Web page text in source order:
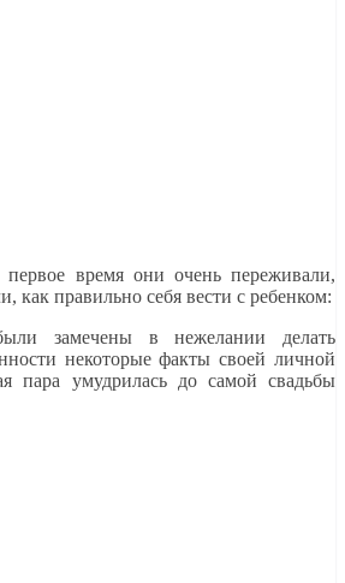
время они очень переживали,
как правильно себя вести с ребенком:
замечены в нежелании делать
некоторые факты своей личной
пара умудрилась до самой свадьбы